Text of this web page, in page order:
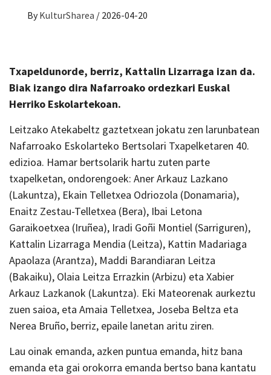
By KulturSharea / 2026-04-20
Txapeldunorde, berriz, Kattalin Lizarraga izan da.
Biak izango dira Nafarroako ordezkari Euskal
Herriko Eskolartekoan.
Leitzako Atekabeltz gaztetxean jokatu zen larunbatean
Nafarroako Eskolarteko Bertsolari Txapelketaren 40.
edizioa. Hamar bertsolarik hartu zuten parte
txapelketan, ondorengoek: Aner Arkauz Lazkano
(Lakuntza), Ekain Telletxea Odriozola (Donamaria),
Enaitz Zestau-Telletxea (Bera), Ibai Letona
Garaikoetxea (Iruñea), Iradi Goñi Montiel (Sarriguren),
Kattalin Lizarraga Mendia (Leitza), Kattin Madariaga
Apaolaza (Arantza), Maddi Barandiaran Leitza
(Bakaiku), Olaia Leitza Errazkin (Arbizu) eta Xabier
Arkauz Lazkanok (Lakuntza). Eki Mateorenak aurkeztu
zuen saioa, eta Amaia Telletxea, Joseba Beltza eta
Nerea Bruño, berriz, epaile lanetan aritu ziren.
Lau oinak emanda, azken puntua emanda, hitz bana
emanda eta gai orokorra emanda bertso bana kantatu